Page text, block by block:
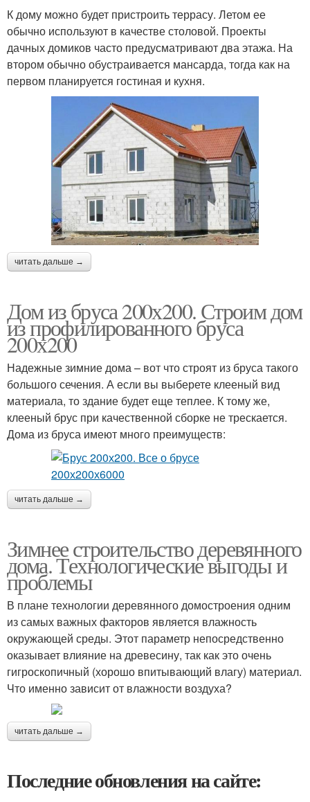
К дому можно будет пристроить террасу. Летом ее
обычно используют в качестве столовой. Проекты
дачных домиков часто предусматривают два этажа. На
втором обычно обустраивается мансарда, тогда как на
первом планируется гостиная и кухня.
читать дальше →
Дом из бруса 200х200. Строим дом
из профилированного бруса
200х200
Надежные зимние дома – вот что строят из бруса такого
большого сечения. А если вы выберете клееный вид
материала, то здание будет еще теплее. К тому же,
клееный брус при качественной сборке не трескается.
Дома из бруса имеют много преимуществ:
читать дальше →
Зимнее строительство деревянного
дома. Технологические выгоды и
проблемы
В плане технологии деревянного домостроения одним
из самых важных факторов является влажность
окружающей среды. Этот параметр непосредственно
оказывает влияние на древесину, так как это очень
гигроскопичный (хорошо впитывающий влагу) материал.
Что именно зависит от влажности воздуха?
читать дальше →
Последние обновления на сайте: